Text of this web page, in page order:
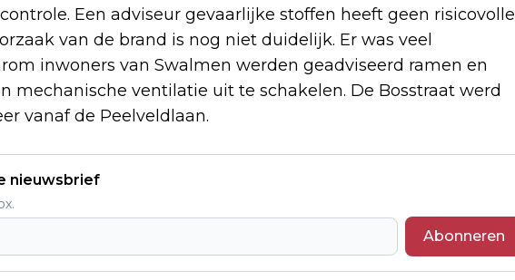
Een adviseur gevaarlijke stoffen heeft geen risicovolle
van de brand is nog niet duidelijk. Er was veel
inwoners van Swalmen werden geadviseerd ramen en
mechanische ventilatie uit te schakelen. De Bosstraat werd
vanaf de Peelveldlaan.
nieuwsbrief
Abonneren